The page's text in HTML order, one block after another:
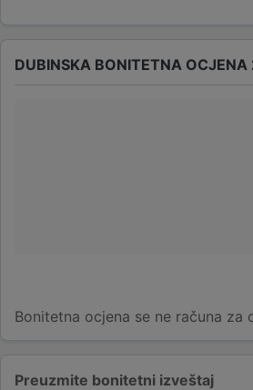
Preuzmite bonitetni izveštaj
DUBINSKA BONITETNA
Bonitetna ocjena se ne računa za